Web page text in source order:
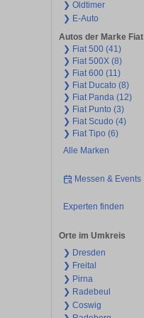
❯ Oldtimer
❯ E-Auto
Autos der Marke Fiat
❯ Fiat 500 (41)
❯ Fiat 500X (8)
❯ Fiat 600 (11)
❯ Fiat Ducato (8)
❯ Fiat Panda (12)
❯ Fiat Punto (3)
❯ Fiat Scudo (4)
❯ Fiat Tipo (6)
Alle Marken
Messen & Events
Experten finden
Orte im Umkreis
❯ Dresden
❯ Freital
❯ Pirna
❯ Radebeul
❯ Coswig